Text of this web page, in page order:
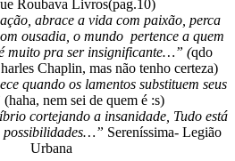
Roubava Livros(pag.10)
abrace a vida com paixão, perca
ousadia, o mundo pertence a quem
muito pra ser insignificante…” (qdo
Chaplin, mas não tenho certeza)
quando os lamentos substituem seus
(haha, nem sei de quem é :s)
cortejando a insanidade, Tudo está
possibilidades…” Sereníssima- Legião
Urbana